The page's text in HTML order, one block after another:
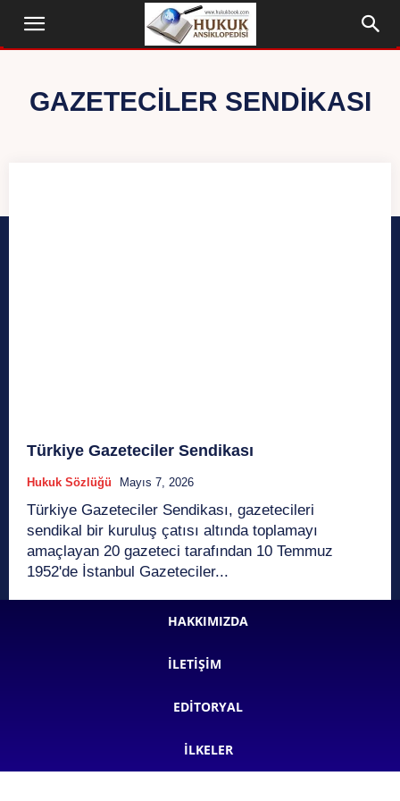
GAZETECILER SENDIKASI
Türkiye Gazeteciler Sendikası
Hukuk Sözlüğü Mayıs 7, 2026
Türkiye Gazeteciler Sendikası, gazetecileri
sendikal bir kuruluş çatısı altında toplamayı
amaçlayan 20 gazeteci tarafından 10 Temmuz
1952'de İstanbul Gazeteciler...
HAKKIMIZDA
İLETIŞIM
EDITORYAL
İLKELER